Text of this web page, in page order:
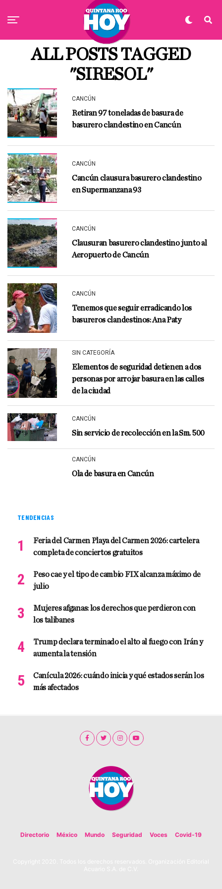
ALL POSTS TAGGED
"SIRESOL"
CANCÚN
Retiran 97 toneladas de basura de
basurero clandestino en Cancún
CANCÚN
Cancún clausura basurero clandestino
en Supermanzana 93
CANCÚN
Clausuran basurero clandestino junto al
Aeropuerto de Cancún
CANCÚN
Tenemos que seguir erradicando los
basureros clandestinos: Ana Paty
SIN CATEGORÍA
Elementos de seguridad detienen a dos
personas por arrojar basura en las calles
de la ciudad
CANCÚN
Sin servicio de recolección en la Sm. 500
CANCÚN
Ola de basura en Cancún
TENDENCIAS
Feria del Carmen Playa del Carmen 2026: cartelera
completa de conciertos gratuitos
Peso cae y el tipo de cambio FIX alcanza máximo de
julio
Mujeres afganas: los derechos que perdieron con
los talibanes
Trump declara terminado el alto al fuego con Irán y
aumenta la tensión
Canícula 2026: cuándo inicia y qué estados serán los
más afectados
Directorio México Mundo Seguridad Voces Covid-19